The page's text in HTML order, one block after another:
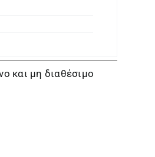
και μη διαθέσιμο